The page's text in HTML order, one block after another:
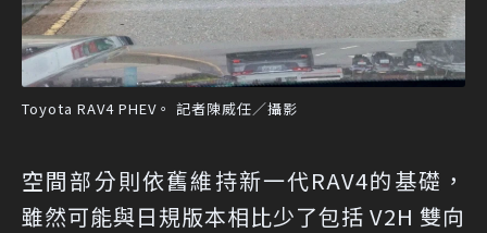
Toyota RAV4 PHEV。 記者陳威任／攝影
空間部分則依舊維持新一代RAV4的基礎，
雖然可能與日規版本相比少了包括 V2H 雙向